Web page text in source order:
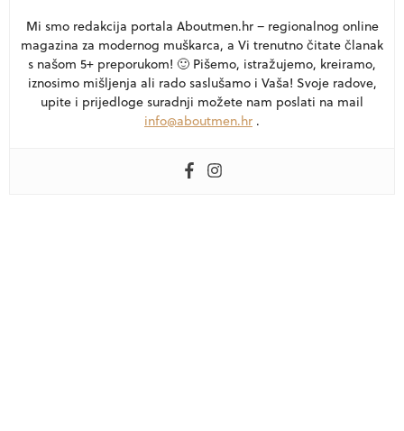
Mi smo redakcija portala Aboutmen.hr – regionalnog online
magazina za modernog muškarca, a Vi trenutno čitate članak
s našom 5+ preporukom! 🙂 Pišemo, istražujemo, kreiramo,
iznosimo mišljenja ali rado saslušamo i Vaša! Svoje radove,
upite i prijedloge suradnji možete nam poslati na mail
info@aboutmen.hr .